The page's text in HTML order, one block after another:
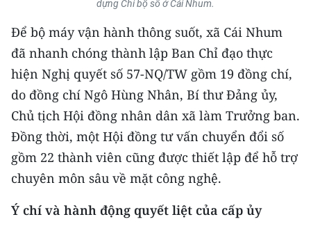
54 DÂN TỘC VIỆT NAM
CHƯƠNG TRÌNH OCOP - MỖI XÃ
MỘT SẢN PHẨM
RADIO
MEDIA CENTER
E-Magazine
dựng Chi bộ số ở Cái Nhum.
Để bộ máy vận hành thông suốt, xã Cái Nhum
đã nhanh chóng thành lập Ban Chỉ đạo thực
hiện Nghị quyết số 57-NQ/TW gồm 19 đồng chí,
do đồng chí Ngô Hùng Nhân, Bí thư Đảng ủy,
Chủ tịch Hội đồng nhân dân xã làm Trưởng ban.
Đồng thời, một Hội đồng tư vấn chuyển đổi số
gồm 22 thành viên cũng được thiết lập để hỗ trợ
chuyên môn sâu về mặt công nghệ.
Ý chí và hành động quyết liệt của cấp ủy